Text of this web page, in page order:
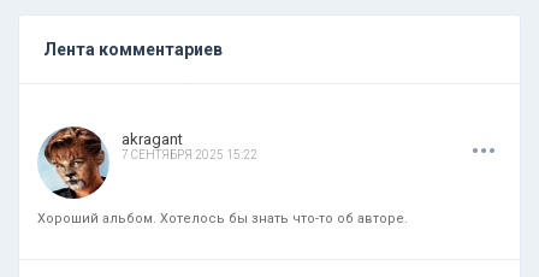
Лента комментариев
akragant
7 СЕНТЯБРЯ 2025 15:22 ...
Хороший альбом. Хотелось бы знать что-то об авторе.